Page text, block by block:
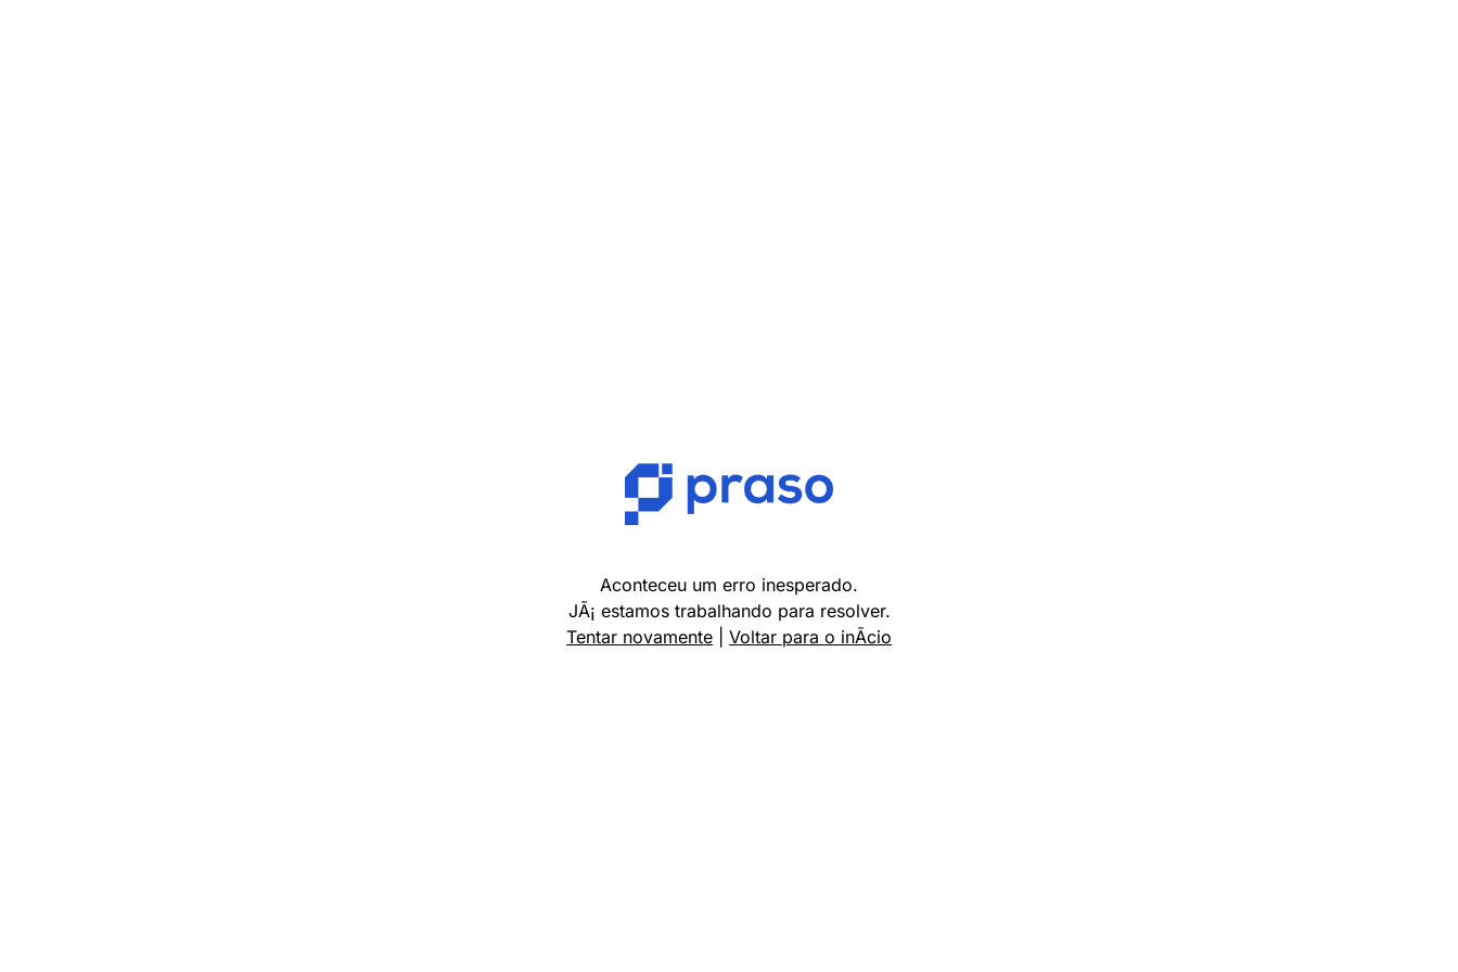
Aconteceu um erro inesperado.
JÃ¡ estamos trabalhando para resolver.
Tentar novamente
Voltar para o inÃ­cio